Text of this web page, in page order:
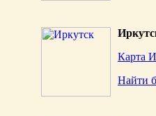
Карта
Найти